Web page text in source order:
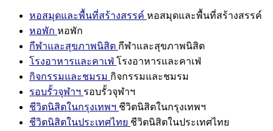
หอสมุดและพื้นที่สร้างสรรค์ หอสมุดและพื้นที่สร้างสรรค์
หอพัก หอพัก
กีฬาและสุขภาพนิสิต กีฬาและสุขภาพนิสิต
โรงอาหารและคาเฟ่ โรงอาหารและคาเฟ่
กิจกรรมและชมรม กิจกรรมและชมรม
รอบรั้วจุฬาฯ รอบรั้วจุฬาฯ
ชีวิตนิสิตในกรุงเทพฯ ชีวิตนิสิตในกรุงเทพฯ
ชีวิตนิสิตในประเทศไทย ชีวิตนิสิตในประเทศไทย